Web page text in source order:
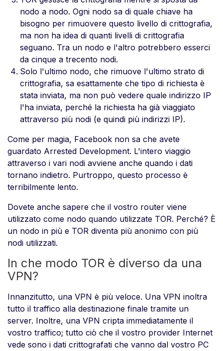
nodo a nodo. Ogni nodo sa di quale chiave ha
bisogno per rimuovere questo livello di crittografia,
ma non ha idea di quanti livelli di crittografia
seguano. Tra un nodo e l'altro potrebbero esserci
da cinque a trecento nodi.
Solo l'ultimo nodo, che rimuove l'ultimo strato di
crittografia, sa esattamente che tipo di richiesta è
stata inviata, ma non può vedere quale indirizzo IP
l'ha inviata, perché la richiesta ha già viaggiato
attraverso più nodi (e quindi più indirizzi IP).
Come per magia, Facebook non sa che avete
guardato Arrested Development. L'intero viaggio
attraverso i vari nodi avviene anche quando i dati
tornano indietro. Purtroppo, questo processo è
terribilmente lento.
Dovete anche sapere che il vostro router viene
utilizzato come nodo quando utilizzate TOR. Perché? È
un nodo in più e TOR diventa più anonimo con più
nodi utilizzati.
In che modo TOR è diverso da una
VPN?
Innanzitutto, una VPN è più veloce. Una VPN inoltra
tutto il traffico alla destinazione finale tramite un
server. Inoltre, una VPN cripta immediatamente il
vostro traffico; tutto ciò che il vostro provider Internet
vede sono i dati crittografati che vanno dal vostro PC